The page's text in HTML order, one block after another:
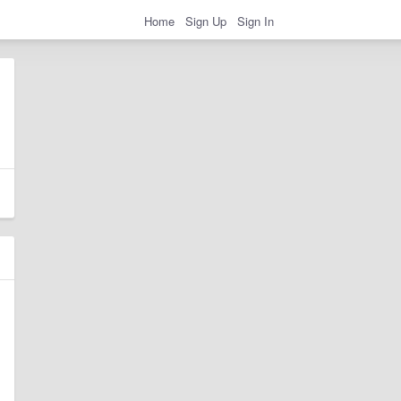
Home Sign Up Sign In